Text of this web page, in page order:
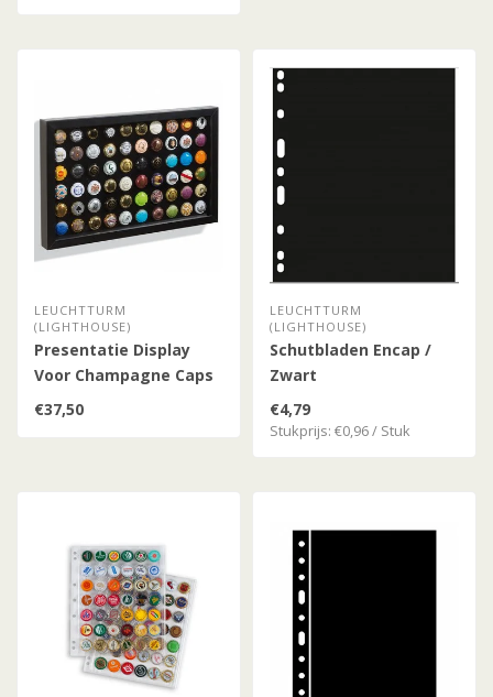
LEUCHTTURM
(LIGHTHOUSE)
Presentatie Display
Voor Champagne Caps
/ Kroonkurken
€37,50
LEUCHTTURM
(LIGHTHOUSE)
Schutbladen Encap /
Zwart
€4,79
Stukprijs: €0,96 / Stuk